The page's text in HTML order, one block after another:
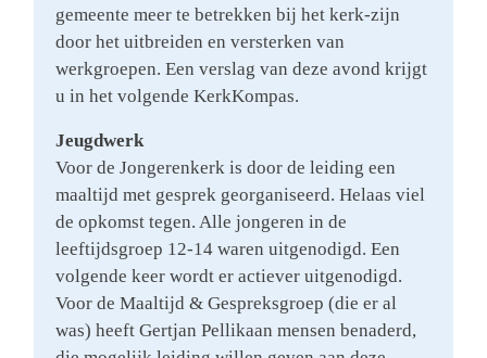
gemeente meer te betrekken bij het kerk-zijn
door het uitbreiden en versterken van
werkgroepen. Een verslag van deze avond krijgt
u in het volgende KerkKompas.
Jeugdwerk
Voor de Jongerenkerk is door de leiding een
maaltijd met gesprek georganiseerd. Helaas viel
de opkomst tegen. Alle jongeren in de
leeftijdsgroep 12-14 waren uitgenodigd. Een
volgende keer wordt er actiever uitgenodigd.
Voor de Maaltijd & Gespreksgroep (die er al
was) heeft Gertjan Pellikaan mensen benaderd,